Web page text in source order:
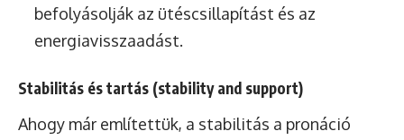
befolyásolják az ütéscsillapítást és az
energiavisszaadást.
Stabilitás és tartás (stability and support)
Ahogy már említettük, a stabilitás a pronáció